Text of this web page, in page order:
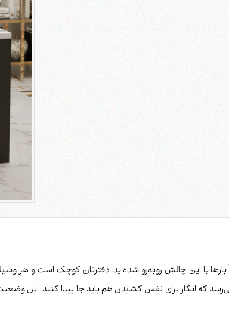
بارها با این چالش روبه‌رو شده‌اید: دفترتان کوچک است و
که انگار برای نفس کشیدن هم باید جا پیدا کنید. این